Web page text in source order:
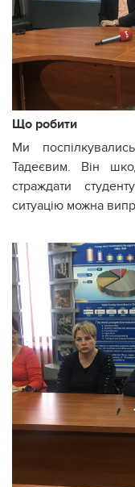
Що робити
Ми
Тадеєвим. Він
страждати
ситуацію можна